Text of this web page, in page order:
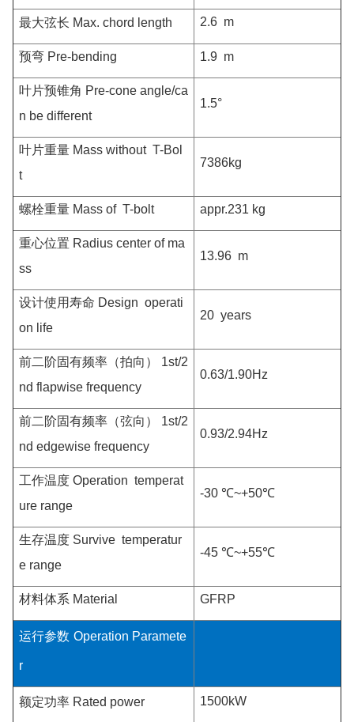
最大弦长 Max. chord length 2.6 m
预弯 Pre-bending 1.9 m
叶片预锥角 Pre-cone angle/ca
n be different
1.5°
叶片重量 Mass without T-Bol
t
7386kg
螺栓重量 Mass of T-bolt appr.231 kg
重心位置 Radius center of ma
ss
13.96 m
设计使用寿命 Design operati
on life
20 years
前二阶固有频率（拍向） 1st/2
nd flapwise frequency
0.63/1.90Hz
前二阶固有频率（弦向） 1st/2
nd edgewise frequency
0.93/2.94Hz
工作温度 Operation temperat
ure range
-30 ℃~+50℃
生存温度 Survive temperatur
e range
-45 ℃~+55℃
材料体系 Material GFRP
运行参数 Operation Paramete
r
额定功率 Rated power 1500kW